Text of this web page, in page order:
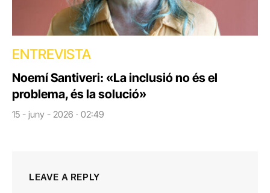
ENTREVISTA
Noemí Santiveri: «La inclusió no és el
problema, és la solució»
15 - juny - 2026 · 02:49
LEAVE A REPLY